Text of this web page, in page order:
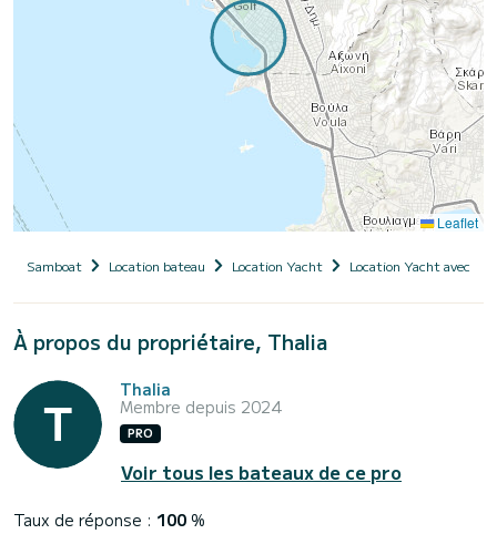
Leaflet
Samboat Location bateau Location Yacht Location Yacht avec
À propos du propriétaire, Thalia
Thalia
Membre depuis 2024
PRO
Voir tous les bateaux de ce pro
Taux de réponse : 100 %